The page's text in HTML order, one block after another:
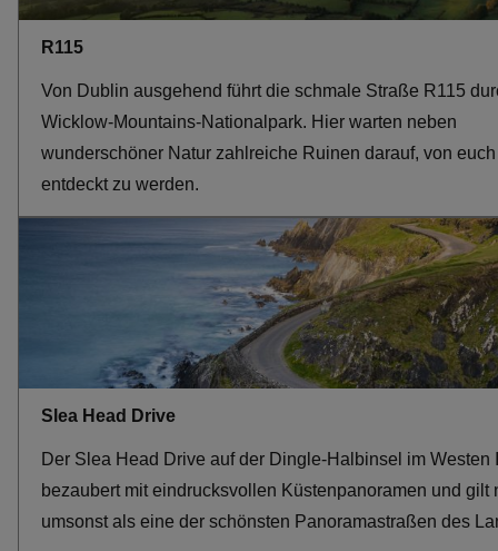
R115
Von Dublin ausgehend führt die schmale Straße R115
Wicklow-Mountains-Nationalpark. Hier warten neben
wunderschöner Natur zahlreiche Ruinen darauf, von euch
entdeckt zu werden.
Slea Head Drive
Der Slea Head Drive auf der Dingle-Halbinsel im Westen
bezaubert mit eindrucksvollen Küstenpanoramen und gilt
umsonst als eine der schönsten Panoramastraßen des